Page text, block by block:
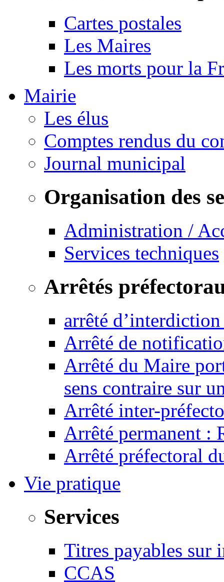
Cartes postales
Les Maires
Les morts pour la
Mairie
Les élus
Comptes rendus du
Journal municipal
Organisation des
Administration /
Services techniques
Arrêtés
arrêté
Arrêté de
Arrêté du Maire
sens contraire sur
Arrêté inter-
Arrêté permanent :
Arrêté préfectoral
Vie pratique
Services
Titres payables sur
CCAS